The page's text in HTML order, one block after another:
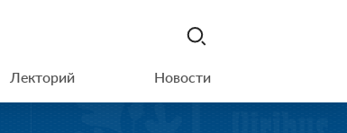
Лекторий Новости